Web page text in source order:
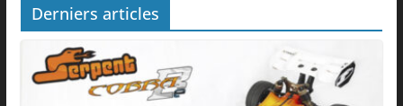
Derniers articles